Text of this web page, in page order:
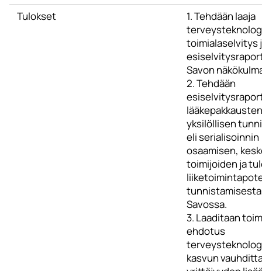
Tulokset
1. Tehdään laaja
toimialaselvitys
Savon
2. Tehdään
lääkepakkausten
yksilöllisen
eli serialisoinnin
osaamisen,
toimijoiden ja
Savossa.
3. Laaditaan
ehdotus
kasvun